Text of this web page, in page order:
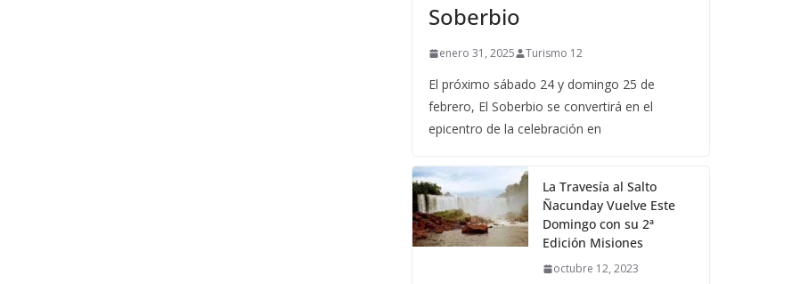
Soberbio
enero 31, 2025 Turismo 12
El próximo sábado 24 y domingo 25 de
febrero, El Soberbio se convertirá en el
epicentro de la celebración en
La Travesía al Salto
Ñacunday Vuelve Este
Domingo con su 2ª
Edición Misiones
octubre 12, 2023